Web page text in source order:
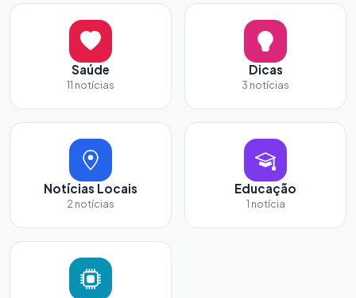
Saúde
11 notícias
Dicas
3 notícias
Notícias Locais
2 notícias
Educação
1 notícia